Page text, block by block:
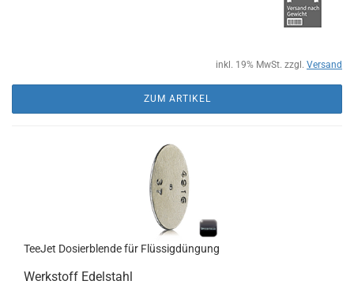
inkl. 19% MwSt. zzgl. Versand
ZUM ARTIKEL
TeeJet Dosierblende für Flüssigdüngung
Werkstoff Edelstahl